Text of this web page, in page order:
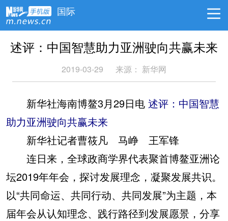
国际
述评：中国智慧助力亚洲驶向共赢未来
2019-03-29 来源： 新华网
新华社海南博鳌3月29日电 述评：中国智慧
助力亚洲驶向共赢未来
新华社记者曹筱凡 马峥 王军锋
连日来，全球政商学界代表聚首博鳌亚洲论
坛2019年年会，探讨发展理念，凝聚发展共识。
以“共同命运、共同行动、共同发展”为主题，本
届年会从认知理念、践行路径到发展愿景，分享